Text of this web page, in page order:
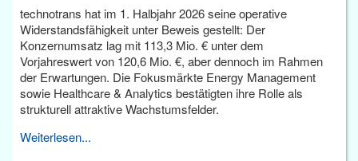
technotrans hat im 1. Halbjahr 2026 seine operative
Widerstandsfähigkeit unter Beweis gestellt: Der
Konzernumsatz lag mit 113,3 Mio. € unter dem
Vorjahreswert von 120,6 Mio. €, aber dennoch im Rahmen
der Erwartungen. Die Fokusmärkte Energy Management
sowie Healthcare & Analytics bestätigten ihre Rolle als
strukturell attraktive Wachstumsfelder.
Weiterlesen...